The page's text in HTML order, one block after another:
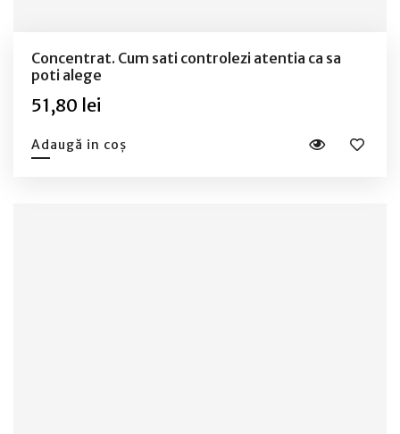
Concentrat. Cum sati controlezi atentia ca sa
poti alege
51,80 lei
Adaugă in coș